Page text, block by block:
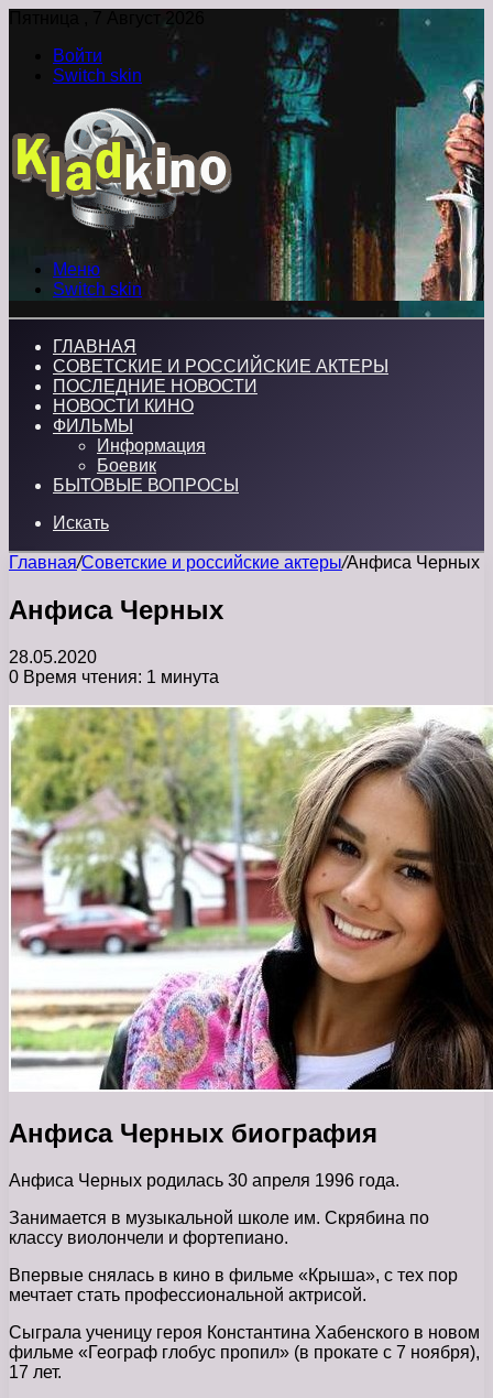
Пятница , 7 Август 2026
Войти
Switch skin
Меню
Switch skin
ГЛАВНАЯ
СОВЕТСКИЕ И РОССИЙСКИЕ АКТЕРЫ
ПОСЛЕДНИЕ НОВОСТИ
НОВОСТИ КИНО
ФИЛЬМЫ
Информация
Боевик
БЫТОВЫЕ ВОПРОСЫ
Искать
Главная/Советские и российские актеры/Анфиса Черных
Анфиса Черных
28.05.2020
0 Время чтения: 1 минута
Анфиса Черных биография
Анфиса Черных родилась 30 апреля 1996 года.
Занимается в музыкальной школе им. Скрябина по
классу виолончели и фортепиано.
Впервые снялась в кино в фильме «Крыша», с тех пор
мечтает стать профессиональной актрисой.
Сыграла ученицу героя Константина Хабенского в новом
фильме «Географ глобус пропил» (в прокате с 7 ноября),
17 лет.